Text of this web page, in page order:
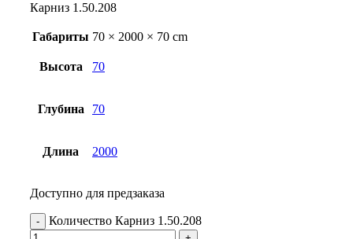
Карниз 1.50.208
Габариты 70 × 2000 × 70 cm
Высота 70
Глубина 70
Длина 2000
Доступно для предзаказа
Количество Карниз 1.50.208